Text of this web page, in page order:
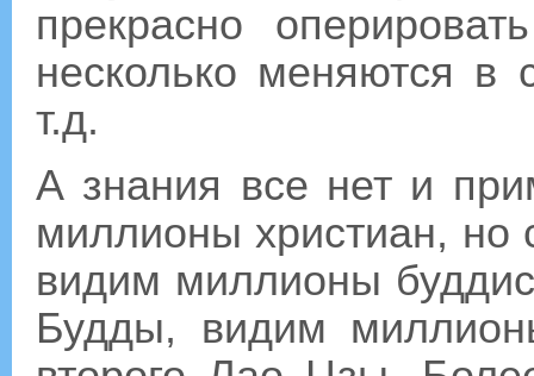
прекрасно
несколько меняются в
т.д.
А знания все нет и
миллионы христиан, но
видим миллионы
Будды, видим